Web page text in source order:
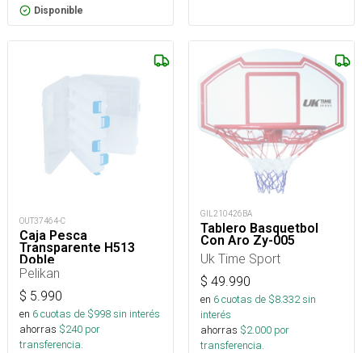
Disponible
OUT37464-C
Caja Pesca
Transparente H513
Doble
Pelikan
$ 5.990
en 6cuotas de $998sin interés
ahorras $240 por
transferencia.
GIL210426BA
Tablero Basquetbol
Con Aro Zy-005
Uk Time Sport
$ 49.990
en 6cuotas de $8.332sin
interés
ahorras $2.000 por
transferencia.